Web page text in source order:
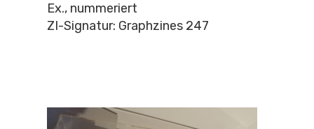
Ex., nummeriert
ZI-Signatur: Graphzines 247